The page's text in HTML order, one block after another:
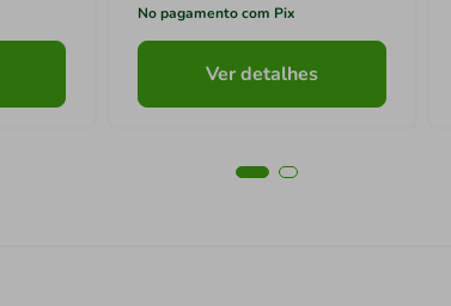
No pagamento com Pix
Ver detalhes